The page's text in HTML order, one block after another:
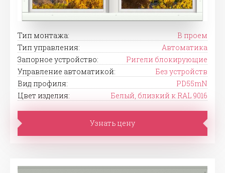
Тип монтажа:
В проем
Тип управления:
Автоматика
Запорное устройство:
Ригели блокирующие
Управление автоматикой:
Без устройств
Вид профиля:
PD55mN
Цвет изделия:
Белый, близкий к RAL 9016
Узнать цену